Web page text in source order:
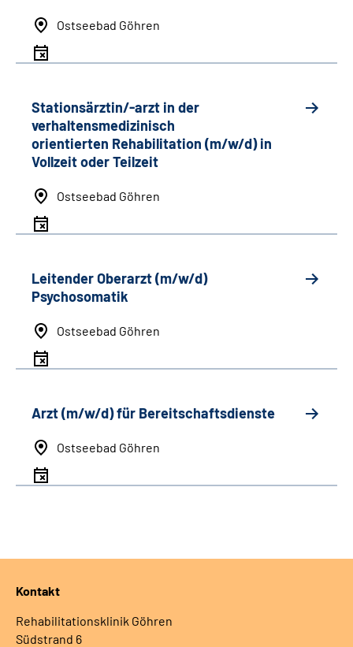
Ostseebad Göhren
Stationsärztin/-arzt in der
verhaltensmedizinisch
orientierten Rehabilitation (m/w/d) in
Vollzeit oder Teilzeit
Ostseebad Göhren
Leitender Oberarzt (m/w/d)
Psychosomatik
Ostseebad Göhren
Arzt (m/w/d) für Bereitschaftsdienste
Ostseebad Göhren
Kontakt
Rehabilitationsklinik Göhren
Südstrand 6